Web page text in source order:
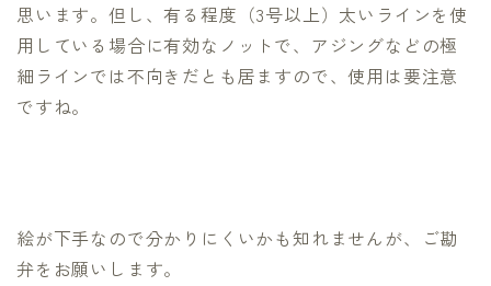
思います。但し、有る程度（3号以上）太いラインを使
用している場合に有効なノットで、アジングなどの極
細ラインでは不向きだとも居ますので、使用は要注意
ですね。
絵が下手なので分かりにくいかも知れませんが、ご勘
弁をお願いします。